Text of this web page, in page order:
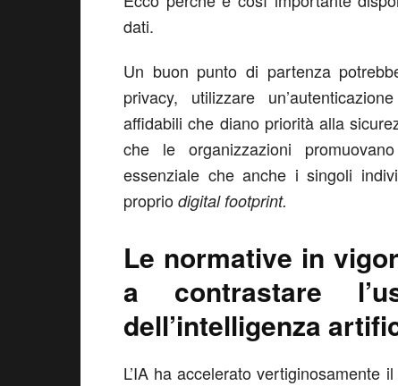
dati.
Un buon punto di partenza
privacy, utilizzare
affidabili che diano priorità alla
che le organizzazioni
essenziale che anche i singoli
proprio digital footprint.
Le normative in
a contrastare
dell’intelligenza
L’IA ha accelerato